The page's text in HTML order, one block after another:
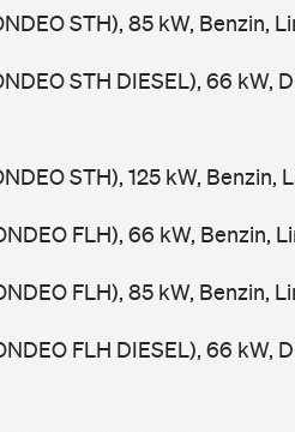
STH), 85 kW, Benzin,
STH DIESEL), 66 kW,
STH), 125 kW, Benzin,
FLH), 66 kW, Benzin,
FLH), 85 kW, Benzin,
FLH DIESEL), 66 kW,